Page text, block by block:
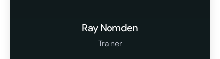
Ray Nomden
Trainer